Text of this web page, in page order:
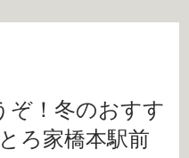
ぞ！冬のおすす
ろ家橋本駅前